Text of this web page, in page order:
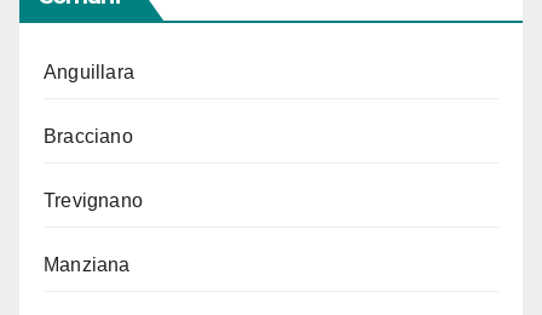
Anguillara
Bracciano
Trevignano
Manziana